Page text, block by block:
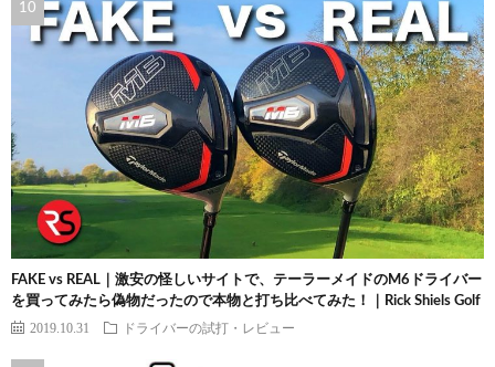
FAKE vs REAL｜激安の怪しいサイトで、テーラーメイドのM6ドライバー
を買ってみたら偽物だったので本物と打ち比べてみた！｜Rick Shiels Golf
2019.10.31 ドライバーの試打・レビュー